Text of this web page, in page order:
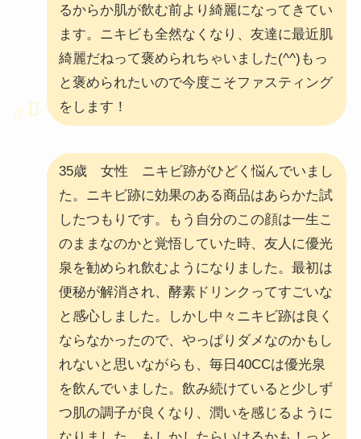
るからか肌が飲む前より綺麗になってきてい
ます。ニキビも全然なくなり、友達に最近肌
綺麗だねって褒められちゃいました(^^)もっ
と褒められたいので今度こそファスティング
をします！
35歳 女性 ニキビ跡がひどく悩んでいまし
た。ニキビ跡に効果のある商品はあらかた試
したつもりです。もう自分のこの顔は一生こ
のままなのかと覚悟していた時、友人に優光
泉を勧められ飲むようになりました。最初は
便秘が解消され、酵素ドリンクってすごいな
と感心しました。しかし中々ニキビ跡は良く
ならなかったので、やっぱりダメなのかもし
れないと思いながらも、毎日40CCは優光泉
を飲んでいました。飲み続けていると少しず
つ肌の調子が良くなり、潤いを感じるように